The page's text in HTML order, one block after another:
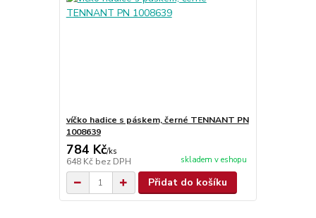
víčko hadice s páskem, černé TENNANT PN
1008639
784 Kč/ks
648 Kč bez DPH skladem v eshopu
Přidat do košíku